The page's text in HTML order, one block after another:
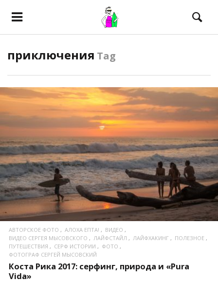
приключения Tag
ПОСМОТРЕТЬ
АВТОРСКОЕ ФОТО АЛОХА ЕПТА!
ВИДЕО
ВИДЕО СЕРГЕЯ МЫСОВСКОГО
ЛАЙФСТАЙЛ ЛАЙФХАКИНГ
ПОЛЕЗНОЕ
ПУТЕШЕСТВИЯ
СЕРФ ИСТОРИИ
ФОТО
ФОТОГРАФ СЕРГЕЙ МЫСОВСКИЙ
Коста Рика 2017: серфинг, природа и «Pura
Vida»